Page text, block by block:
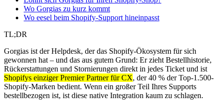
Wo Gorgias zu kurz kommt
Wo eesel beim Shopify-Support hineinpasst
TL;DR
Gorgias ist der Helpdesk, der das Shopify-Ökosystem für sich
gewonnen hat – und das aus gutem Grund: Er zieht Bestellhistorie,
Rückerstattungen und Stornierungen direkt in jedes Ticket und ist
Shopifys einziger Premier Partner für CX, der 40 % der Top-1.500-
Shopify-Marken bedient. Wenn ein großer Teil Ihres Supports
bestellbezogen ist, ist diese native Integration kaum zu schlagen.